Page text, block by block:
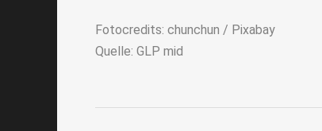
Fotocredits: chunchun / Pixabay
Quelle: GLP mid